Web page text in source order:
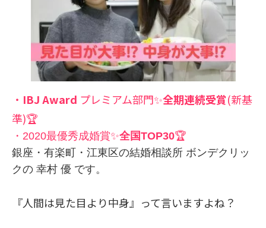
・ IBJ Award プレミアム部門✨全期連続受賞(新基
準)🏆
・2020最優秀成婚賞✨全国TOP30🏆
銀座・有楽町・江東区の結婚相談所 ボンデクリッ
クの 幸村 優 です。
『人間は見た目より中身』って言いますよね？